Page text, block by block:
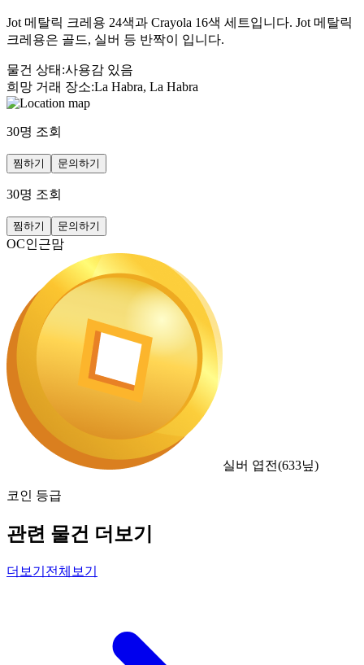
Jot 메탈릭 크레용 24색과 Crayola 16색 세트입니다. Jot 메탈릭
크레용은 골드, 실버 등 반짝이 입니다.
물건 상태 :사용감 있음
희망 거래 장소:La Habra, La Habra
30명 조회
찜하기 문의하기
30명 조회
찜하기 문의하기
OC인근맘
실버 엽전(633닢)
코인 등급
관련 물건 더보기
더보기 전체보기